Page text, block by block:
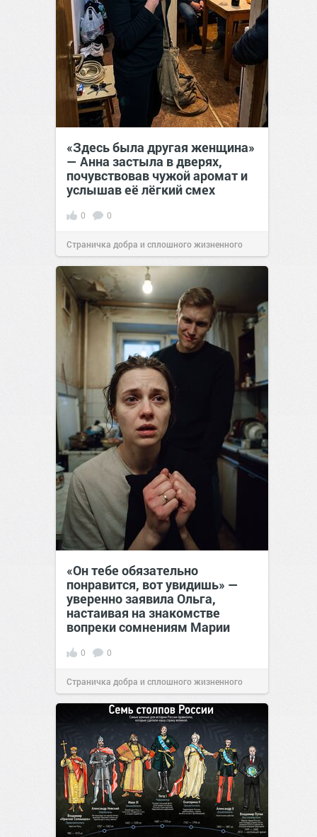
«Здесь была другая женщина»
— Анна застыла в дверях,
почувствовав чужой аромат и
услышав её лёгкий смех
0 0
Страничка добра и сплошного жизненного
позитива!13:38Вчера
«Он тебе обязательно
понравится, вот увидишь» —
уверенно заявила Ольга,
настаивая на знакомстве
вопреки сомнениям Марии
0 0
Страничка добра и сплошного жизненного
позитива!12:38Вчера